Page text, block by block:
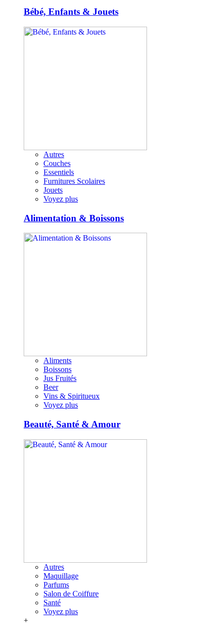
Bébé, Enfants & Jouets
Autres
Couches
Essentiels
Furnitures Scolaires
Jouets
Voyez plus
Alimentation & Boissons
Aliments
Boissons
Jus Fruités
Beer
Vins & Spiritueux
Voyez plus
Beauté, Santé & Amour
Autres
Maquillage
Parfums
Salon de Coiffure
Santé
Voyez plus
+